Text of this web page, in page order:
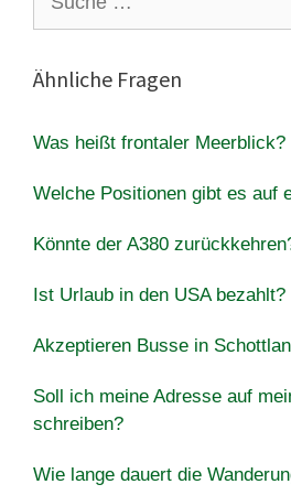
nach:
Ähnliche Fragen
Was heißt frontaler Meerblick?
Welche Positionen gibt es auf
Könnte der A380
Ist Urlaub in den USA bezahlt?
Akzeptieren Busse in
Soll ich meine Adresse auf
schreiben?
Wie lange dauert die